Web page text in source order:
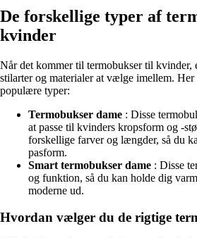
De forskellige typer af
kvinder
Når det kommer til termobukser til kvinder,
stilarter og materialer at vælge imellem. Her
populære typer:
Termobukser dame : Disse
at passe til kvinders kropsform og -
forskellige farver og længder, så du
pasform.
Smart termobukser dame : Disse
og funktion, så du kan holde dig
moderne ud.
Hvordan vælger du de rigtige